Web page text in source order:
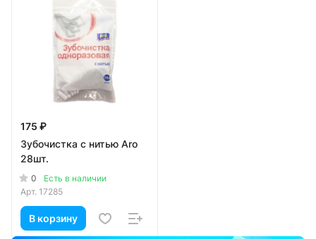
175 ₽
Зубочистка с нитью Aro
28шт.
0
Есть в наличии
Арт. 17285
В корзину